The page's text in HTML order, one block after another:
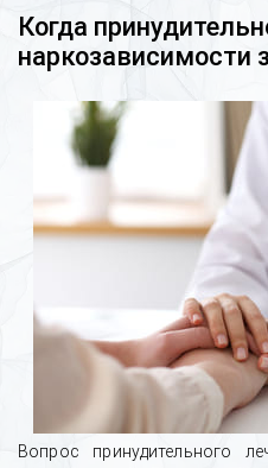
Когда
наркозависимости
Вопрос принудительного